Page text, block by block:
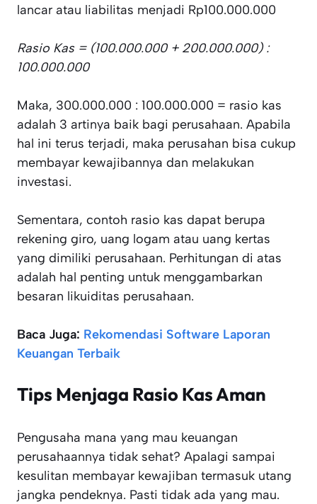
lancar atau liabilitas menjadi Rp100.000.000
Rasio Kas = (100.000.000 + 200.000.000) :
100.000.000
Maka, 300.000.000 : 100.000.000 = rasio kas
adalah 3 artinya baik bagi perusahaan. Apabila
hal ini terus terjadi, maka perusahan bisa cukup
membayar kewajibannya dan melakukan
investasi.
Sementara, contoh rasio kas dapat berupa
rekening giro, uang logam atau uang kertas
yang dimiliki perusahaan. Perhitungan di atas
adalah hal penting untuk menggambarkan
besaran likuiditas perusahaan.
Baca Juga: Rekomendasi Software Laporan
Keuangan Terbaik
Tips Menjaga Rasio Kas Aman
Pengusaha mana yang mau keuangan
perusahaannya tidak sehat? Apalagi sampai
kesulitan membayar kewajiban termasuk utang
jangka pendeknya. Pasti tidak ada yang mau.